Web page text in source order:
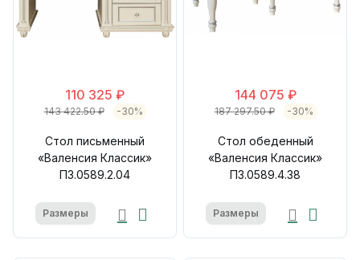
110 325 ₽
143 422.50 ₽ -30%
Стол письменный
«Валенсия Классик»
П3.0589.2.04
Размеры
144 075 ₽
187 297.50 ₽ -30%
Стол обеденный
«Валенсия Классик»
П3.0589.4.38
Размеры